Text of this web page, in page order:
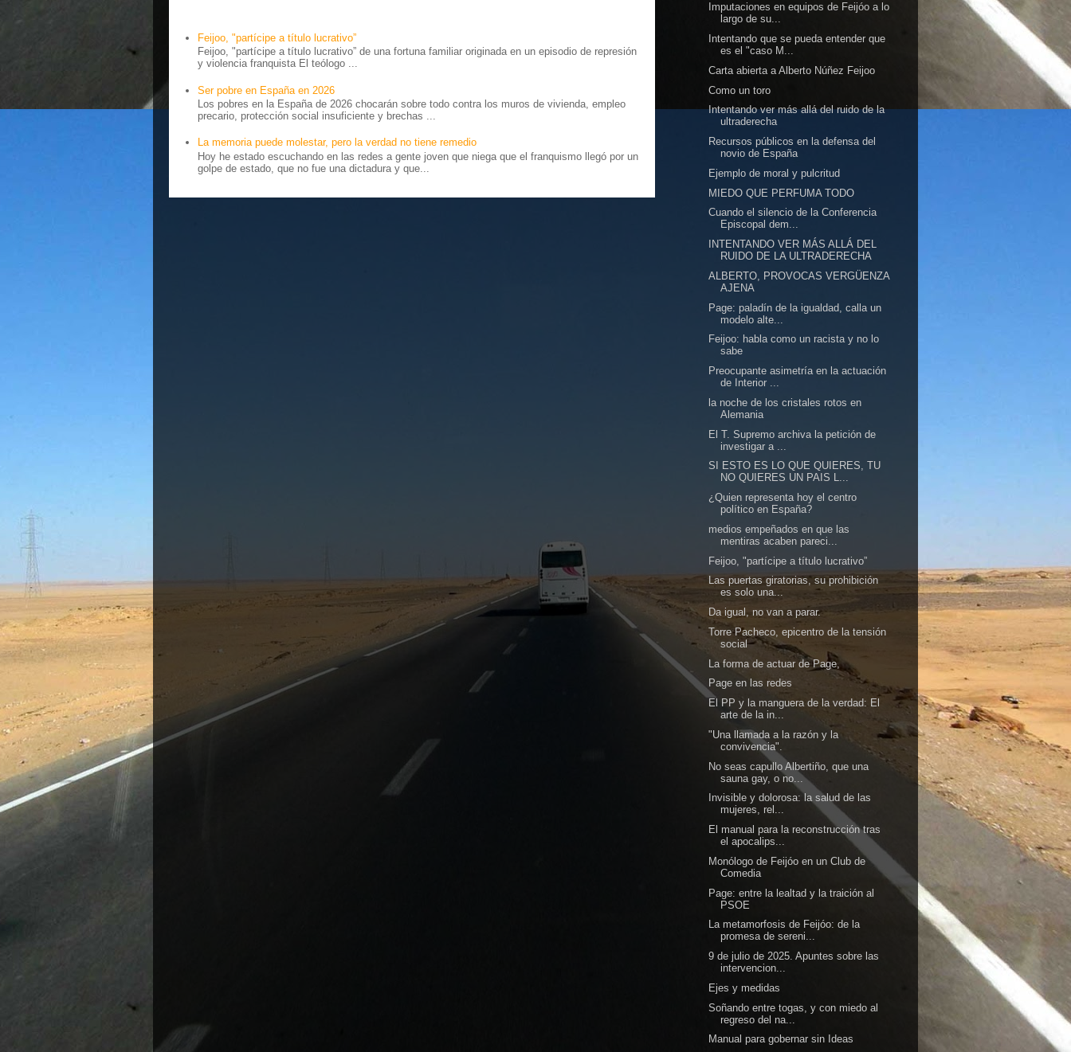
Feijoo, "partícipe a título lucrativo”
Feijoo, "partícipe a título lucrativo” de una fortuna familiar originada en un episodio de represión
y violencia franquista El teólogo ...
Ser pobre en España en 2026
Los pobres en la España de 2026 chocarán sobre todo contra los muros de vivienda, empleo
precario, protección social insuficiente y brechas ...
La memoria puede molestar, pero la verdad no tiene remedio
Hoy he estado escuchando en las redes a gente joven que niega que el franquismo llegó por un
golpe de estado, que no fue una dictadura y que...
Imputaciones en equipos de Feijóo a lo
largo de su...
Intentando que se pueda entender que
es el "caso M...
Carta abierta a Alberto Núñez Feijoo
Como un toro
Intentando ver más allá del ruido de la
ultraderecha
Recursos públicos en la defensa del
novio de España
Ejemplo de moral y pulcritud
MIEDO QUE PERFUMA TODO
Cuando el silencio de la Conferencia
Episcopal dem...
INTENTANDO VER MÁS ALLÁ DEL
RUIDO DE LA ULTRADERECHA
ALBERTO, PROVOCAS VERGÜENZA
AJENA
Page: paladín de la igualdad, calla un
modelo alte...
Feijoo: habla como un racista y no lo
sabe
Preocupante asimetría en la actuación
de Interior ...
la noche de los cristales rotos en
Alemania
El T. Supremo archiva la petición de
investigar a ...
SI ESTO ES LO QUE QUIERES, TU
NO QUIERES UN PAIS L...
¿Quien representa hoy el centro
político en España?
medios empeñados en que las
mentiras acaben pareci...
Feijoo, "partícipe a título lucrativo”
Las puertas giratorias, su prohibición
es solo una...
Da igual, no van a parar.
Torre Pacheco, epicentro de la tensión
social
La forma de actuar de Page,
Page en las redes
El PP y la manguera de la verdad: El
arte de la in...
"Una llamada a la razón y la
convivencia".
No seas capullo Albertiño, que una
sauna gay, o no...
Invisible y dolorosa: la salud de las
mujeres, rel...
El manual para la reconstrucción tras
el apocalips...
Monólogo de Feijóo en un Club de
Comedia
Page: entre la lealtad y la traición al
PSOE
La metamorfosis de Feijóo: de la
promesa de sereni...
9 de julio de 2025. Apuntes sobre las
intervencion...
Ejes y medidas
Soñando entre togas, y con miedo al
regreso del na...
Manual para gobernar sin Ideas